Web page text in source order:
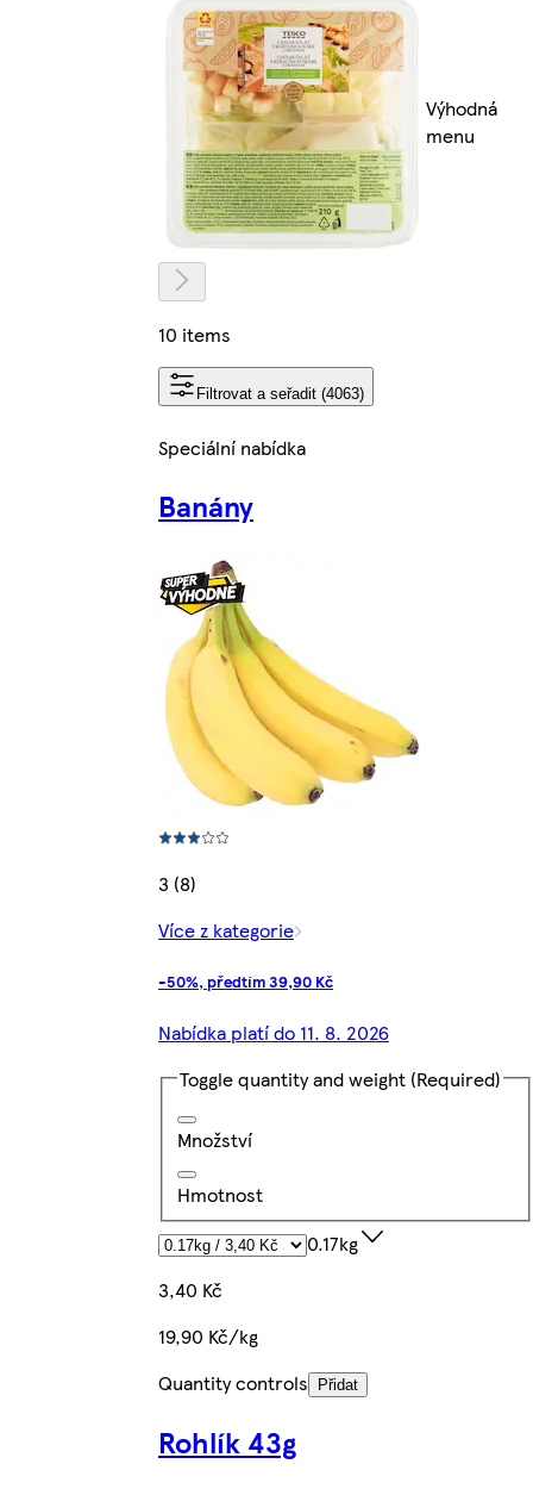
Výhodná
menu
10 items
Filtrovat a seřadit (4063)
Speciální nabídka
Banány
3 (8)
Více z kategorie
-50%, předtím 39,90 Kč
Nabídka platí do 11. 8. 2026
Toggle quantity and weight (Required)
Množství
Hmotnost
0.17kg
3,40 Kč
19,90 Kč/kg
Quantity controls
Přidat
Rohlík 43g